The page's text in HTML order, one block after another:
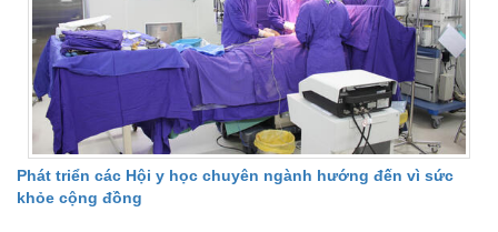
Phát triển các Hội y học chuyên ngành hướng đến vì sức
khỏe cộng đồng